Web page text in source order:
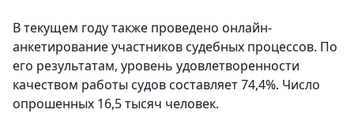
В текущем году также проведено онлайн-
анкетирование участников судебных процессов. По
его результатам, уровень удовлетворенности
качеством работы судов составляет 74,4%. Число
опрошенных 16,5 тысяч человек.